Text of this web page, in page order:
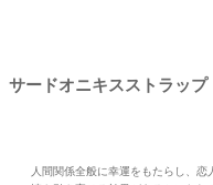
サードオニキスストラップ
人間関係全般に幸運をもたらし、